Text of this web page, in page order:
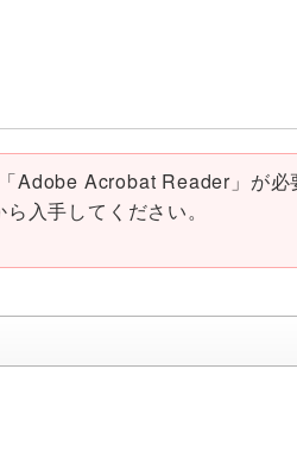
Adobe Acrobat Reader」が必
入手してください。